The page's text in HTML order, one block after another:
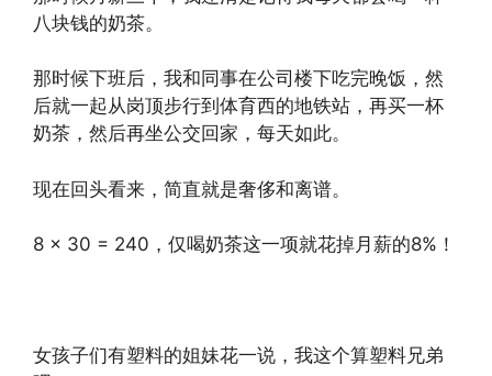
八块钱的奶茶。
那时候下班后，我和同事在公司楼下吃完晚饭，然
后就一起从岗顶步行到体育西的地铁站，再买一杯
奶茶，然后再坐公交回家，每天如此。
现在回头看来，简直就是奢侈和离谱。
8 x 30 = 240，仅喝奶茶这一项就花掉月薪的8%！
女孩子们有塑料的姐妹花一说，我这个算塑料兄弟